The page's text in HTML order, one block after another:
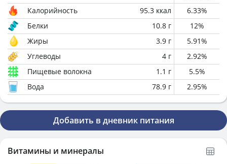
Калорийность 95.3 ккал 6.33%
Белки
10.8 г 12%
Жиры
3.9 г 5.91%
Углеводы
4 г 2.92%
Пищевые волокна
1.1 г 5.5%
Вода
78.9 г 2.95%
Добавить в дневник питания
Витамины и минералы